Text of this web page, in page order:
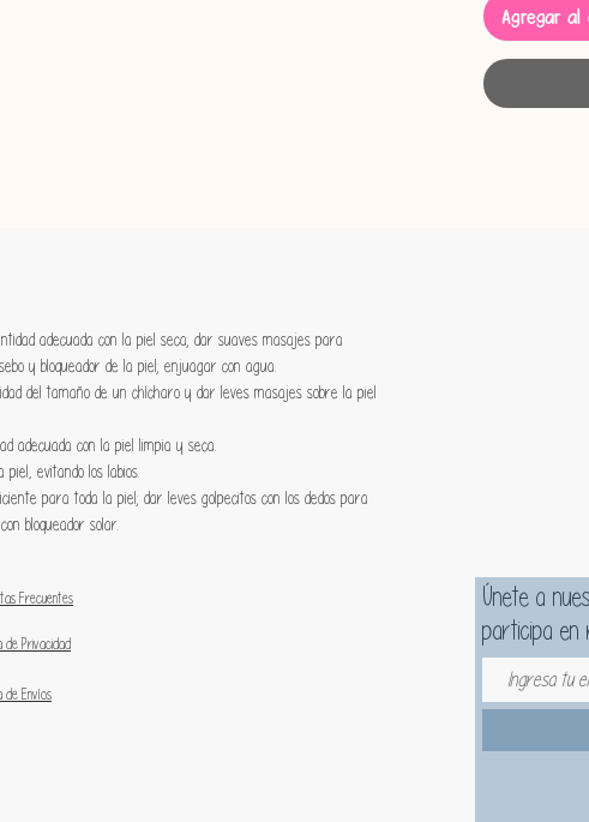
Centella
Centella
Centella
Centella
Agregar
adecuada con la piel seca; dar suaves masajes para
y bloqueador de la piel; enjuagar con agua.
del tamaño de un chícharo y dar leves masajes sobre la piel
adecuada con la piel limpia y seca.
evitando los labios.
para toda la piel; dar leves golpecitos con los dedos para
bloqueador solar.
Únete a
participa en
Frecuentes
de Privacidad
de Envíos